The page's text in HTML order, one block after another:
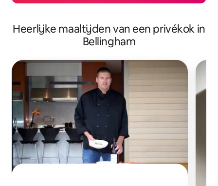
Heerlijke maaltijden van een privékok in
Bellingham